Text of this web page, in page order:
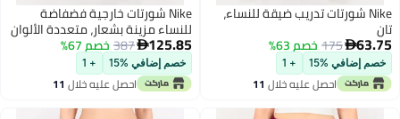
Nike شورتات تدريب ضيقة للنساء،

175خصم 63%
إضافي %15 + 1
احصل عليه خلال11
اغسطس
Nike شورتات خارجية فضفاضة
للنساء مزينة بشعار، متعددة الألوان
125.85
387خصم 67%
خصم إضافي %15 + 1
احصل عليه خلال11
اغسطس